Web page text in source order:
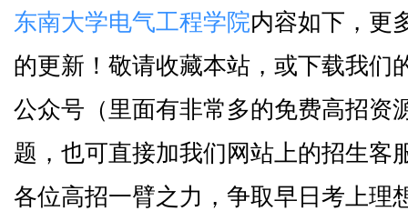
东南大学电气工程学院内容如下，更
的更新！敬请收藏本站，或下载我们
公众号（里面有非常多的免费高招资
题，也可直接加我们网站上的招生客
各位高招一臂之力，争取早日考上理